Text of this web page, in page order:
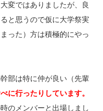
変ではありましたが、良
と思うので仮に大学祭実
った）方は積極的にやっ
部は特に仲が良い（先輩
に行ったりしています。
のメンバーと出場しまし